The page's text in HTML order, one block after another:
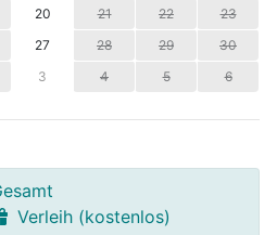
20 21 22
23
27 28 29
30
3 4 5 6
Verleih (kostenlos)